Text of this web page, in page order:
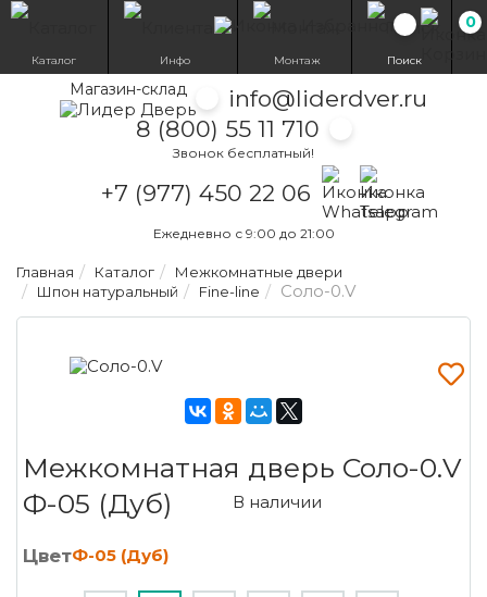
Магазин-склад
info@liderdver.ru
8 (800) 55 11 710
Звонок бесплатный!
+7 (977) 450 22 06
Написать на
Написать на
Ежедневно с 9:00 до 21:00
0
Каталог Инфо Монтаж Поиск
Главная Каталог
Межкомнатные двери
Шпон натуральный
Fine-line Соло-0.V
Межкомнатная дверь Соло-0.V
Ф-05 (Дуб)
В наличии
ЦветФ-05 (Дуб)